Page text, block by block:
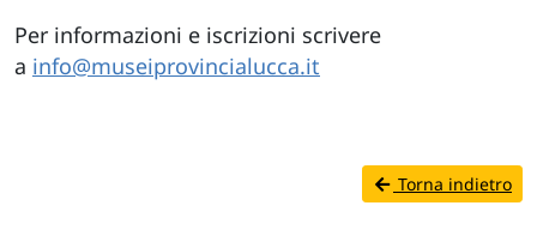
Per informazioni e iscrizioni scrivere
a info@museiprovincialucca.it
Torna indietro